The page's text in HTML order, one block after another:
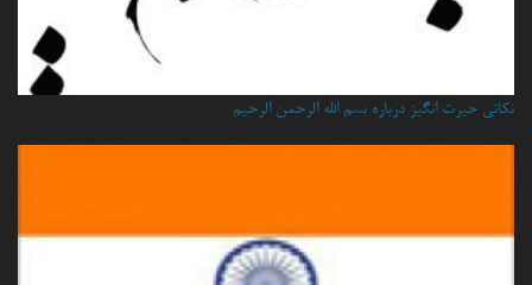
نكاتي حيرت انگيز درباره بسم الله الرحمن الرحيم